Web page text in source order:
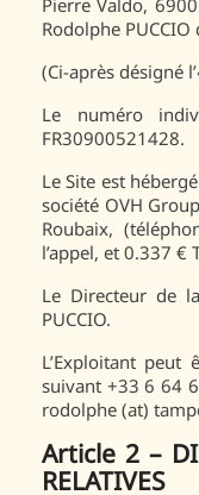
Pierre Valdo,
Rodolphe
(Ci-après désigné
Le numéro
FR30900521428.
Le Site est
société OVH
Roubaix,
l’appel, et 0.337 €
Le Directeur de
PUCCIO.
L’Exploitant
suivant +33 6 64
rodolphe (at)
Article 2 –